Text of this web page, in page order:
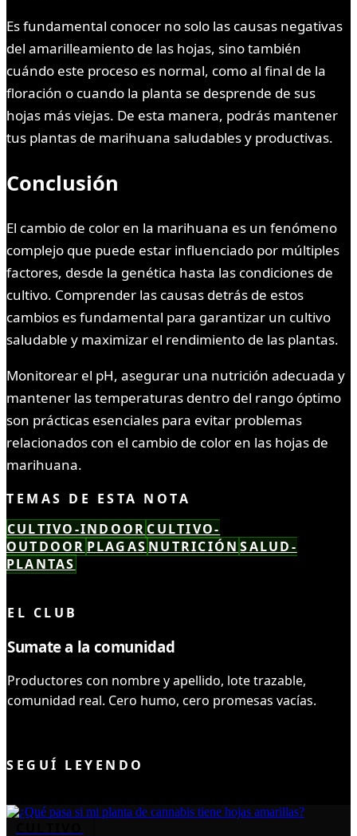
Es fundamental conocer no solo las causas negativas
del amarilleamiento de las hojas, sino también
cuándo este proceso es normal, como al final de la
floración o cuando la planta se desprende de sus
hojas más viejas. De esta manera, podrás mantener
tus plantas de marihuana saludables y productivas.
Conclusión
El cambio de color en la marihuana es un fenómeno
complejo que puede estar influenciado por múltiples
factores, desde la genética hasta las condiciones de
cultivo. Comprender las causas detrás de estos
cambios es fundamental para garantizar un cultivo
saludable y maximizar el rendimiento de las plantas.
Monitorear el pH, asegurar una nutrición adecuada y
mantener las temperaturas dentro del rango óptimo
son prácticas esenciales para evitar problemas
relacionados con el cambio de color en las hojas de
marihuana.
TEMAS DE ESTA NOTA
CULTIVO-INDOOR CULTIVO-
OUTDOOR PLAGAS NUTRICIÓN SALUD-
PLANTAS
EL CLUB
Sumate a la comunidad
Productores con nombre y apellido, lote trazable,
comunidad real. Cero humo, cero promesas vacías.
SEGUÍ LEYENDO